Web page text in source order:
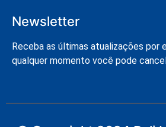
Newsletter
Receba as últimas atualizações por
qualquer momento você pode